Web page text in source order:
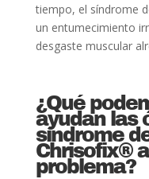
tiempo, el síndrome
un entumecimiento
desgaste muscular
¿Qué
ayudan las
síndrome
Chrisofix®
problema?